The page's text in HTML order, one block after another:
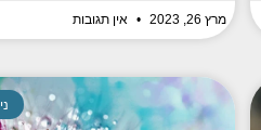
מרץ 26, 2023 אין תגובות